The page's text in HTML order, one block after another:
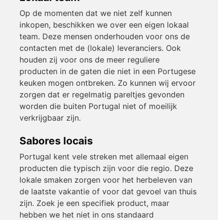
Op de momenten dat we niet zelf kunnen
inkopen, beschikken we over een eigen lokaal
team. Deze mensen onderhouden voor ons de
contacten met de (lokale) leveranciers. Ook
houden zij voor ons de meer reguliere
producten in de gaten die niet in een Portugese
keuken mogen ontbreken. Zo kunnen wij ervoor
zorgen dat er regelmatig pareltjes gevonden
worden die buiten Portugal niet of moeilijk
verkrijgbaar zijn.
Sabores locais
Portugal kent vele streken met allemaal eigen
producten die typisch zijn voor die regio. Deze
lokale smaken zorgen voor het herbeleven van
de laatste vakantie of voor dat gevoel van thuis
zijn. Zoek je een specifiek product, maar
hebben we het niet in ons standaard